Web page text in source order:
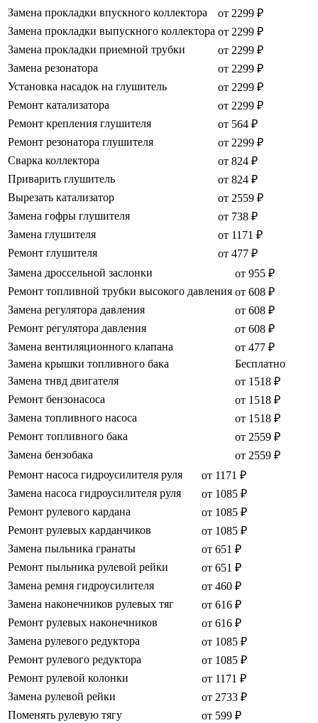
Замена прокладки впускного коллектора
от 2299 ₽
Замена прокладки выпускного коллектора от 2299 ₽
Замена прокладки приемной трубки
от 2299 ₽
Замена резонатора
от 2299 ₽
Установка насадок на глушитель
от 2299 ₽
Ремонт катализатора
от 2299 ₽
Ремонт крепления глушителя
от 564 ₽
Ремонт резонатора глушителя
от 2299 ₽
Сварка коллектора
от 824 ₽
Приварить глушитель
от 824 ₽
Вырезать катализатор
от 2559 ₽
Замена гофры глушителя
от 738 ₽
Замена глушителя
от 1171 ₽
Ремонт глушителя
от 477 ₽
Замена дроссельной заслонки
от 955 ₽
Ремонт топливной трубки высокого давления от 608 ₽
Замена регулятора давления
от 608 ₽
Ремонт регулятора давления
от 608 ₽
Замена вентиляционного клапана
от 477 ₽
Замена крышки топливного бака
Бесплатно
Замена тнвд двигателя
от 1518 ₽
Ремонт бензонасоса
от 1518 ₽
Замена топливного насоса
от 1518 ₽
Ремонт топливного бака
от 2559 ₽
Замена бензобака
от 2559 ₽
Ремонт насоса гидроусилителя руля
от 1171 ₽
Замена насоса гидроусилителя руля
от 1085 ₽
Ремонт рулевого кардана
от 1085 ₽
Ремонт рулевых карданчиков
от 1085 ₽
Замена пыльника гранаты
от 651 ₽
Ремонт пыльника рулевой рейки
от 651 ₽
Замена ремня гидроусилителя
от 460 ₽
Замена наконечников рулевых тяг
от 616 ₽
Ремонт рулевых наконечников
от 616 ₽
Замена рулевого редуктора
от 1085 ₽
Ремонт рулевого редуктора
от 1085 ₽
Ремонт рулевой колонки
от 1171 ₽
Замена рулевой рейки
от 2733 ₽
Поменять рулевую тягу
от 599 ₽